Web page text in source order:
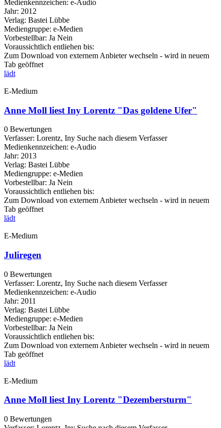
Medienkennzeichen: e-Audio
Jahr: 2012
Verlag: Bastei Lübbe
Mediengruppe: e-Medien
Vorbestellbar: Ja Nein
Voraussichtlich entliehen bis:
Zum Download von externem Anbieter wechseln - wird in neuem
Tab geöffnet
lädt
E-Medium
Anne Moll liest Iny Lorentz "Das goldene Ufer"
0 Bewertungen
Verfasser: Lorentz, Iny Suche nach diesem Verfasser
Medienkennzeichen: e-Audio
Jahr: 2013
Verlag: Bastei Lübbe
Mediengruppe: e-Medien
Vorbestellbar: Ja Nein
Voraussichtlich entliehen bis:
Zum Download von externem Anbieter wechseln - wird in neuem
Tab geöffnet
lädt
E-Medium
Juliregen
0 Bewertungen
Verfasser: Lorentz, Iny Suche nach diesem Verfasser
Medienkennzeichen: e-Audio
Jahr: 2011
Verlag: Bastei Lübbe
Mediengruppe: e-Medien
Vorbestellbar: Ja Nein
Voraussichtlich entliehen bis:
Zum Download von externem Anbieter wechseln - wird in neuem
Tab geöffnet
lädt
E-Medium
Anne Moll liest Iny Lorentz "Dezembersturm"
0 Bewertungen